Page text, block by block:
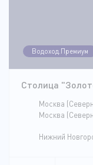
Водоход.Премиум
Столица
Москва
Москва
Нижний